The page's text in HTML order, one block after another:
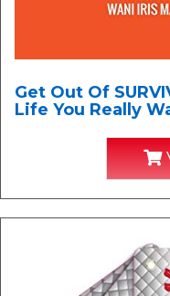
Get Out Of
Life You Really